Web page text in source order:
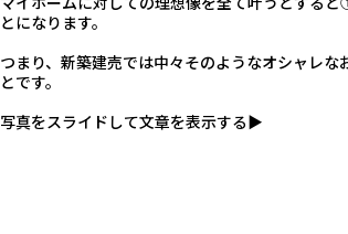
とになります。
つまり、新築建売では中々そのようなオシャレ
とです。
写真をスライドして文章を表示する▶